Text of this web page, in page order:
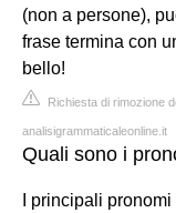
(non a persone),
frase termina con
bello!
Richiesta di rimozione
analisigrammaticaleonline.it
Quali sono i
I principali